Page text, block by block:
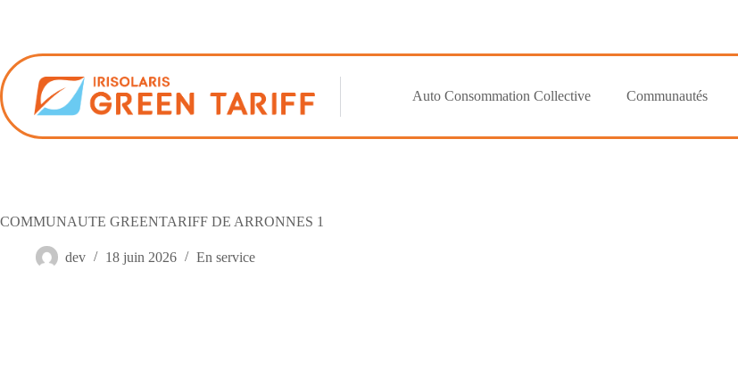
Auto Consommation Collective Communautés
COMMUNAUTE GREENTARIFF DE ARRONNES 1
dev 18 juin 2026 En service